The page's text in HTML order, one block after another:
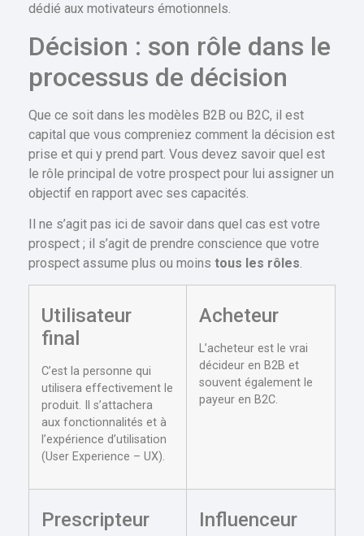
dédié aux motivateurs émotionnels.
Décision : son rôle dans le
processus de décision
Que ce soit dans les modèles B2B ou B2C, il est
capital que vous compreniez comment la décision est
prise et qui y prend part. Vous devez savoir quel est
le rôle principal de votre prospect pour lui assigner un
objectif en rapport avec ses capacités.
Il ne s’agit pas ici de savoir dans quel cas est votre
prospect ; il s’agit de prendre conscience que votre
prospect assume plus ou moins tous les rôles.
Utilisateur
final
C’est la personne qui
utilisera effectivement le
produit. Il s’attachera
aux fonctionnalités et à
l’expérience d’utilisation
(User Experience – UX).
Acheteur
L’acheteur est le vrai
décideur en B2B et
souvent également le
payeur en B2C.
Prescripteur Influenceur